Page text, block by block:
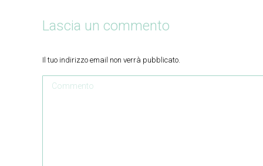
Lascia un commento
Il tuo indirizzo email non verrà pubblicato.
Commento